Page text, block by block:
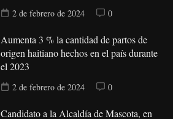
2 de febrero de 2024 0
Aumenta 3 % la cantidad de partos de
origen haitiano hechos en el país durante
el 2023
2 de febrero de 2024 0
Candidato a la Alcaldía de Mascota, en